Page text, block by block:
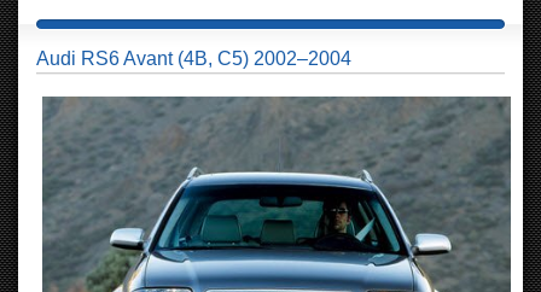
Audi RS6 Avant (4B, C5) 2002–2004